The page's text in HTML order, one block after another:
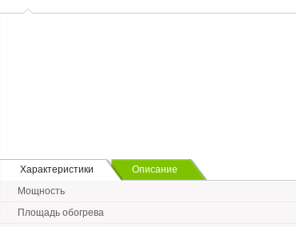
Характеристики
Описание
Мощность
Площадь обогрева